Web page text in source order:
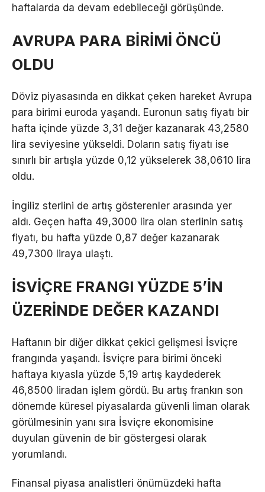
haftalarda da devam edebileceği görüşünde.
AVRUPA PARA BİRİMİ ÖNCÜ
OLDU
Döviz piyasasında en dikkat çeken hareket Avrupa
para birimi euroda yaşandı. Euronun satış fiyatı bir
hafta içinde yüzde 3,31 değer kazanarak 43,2580
lira seviyesine yükseldi. Doların satış fiyatı ise
sınırlı bir artışla yüzde 0,12 yükselerek 38,0610 lira
oldu.
İngiliz sterlini de artış gösterenler arasında yer
aldı. Geçen hafta 49,3000 lira olan sterlinin satış
fiyatı, bu hafta yüzde 0,87 değer kazanarak
49,7300 liraya ulaştı.
İSVİÇRE FRANGI YÜZDE 5’İN
ÜZERİNDE DEĞER KAZANDI
Haftanın bir diğer dikkat çekici gelişmesi İsviçre
frangında yaşandı. İsviçre para birimi önceki
haftaya kıyasla yüzde 5,19 artış kaydederek
46,8500 liradan işlem gördü. Bu artış frankın son
dönemde küresel piyasalarda güvenli liman olarak
görülmesinin yanı sıra İsviçre ekonomisine
duyulan güvenin de bir göstergesi olarak
yorumlandı.
Finansal piyasa analistleri önümüzdeki hafta